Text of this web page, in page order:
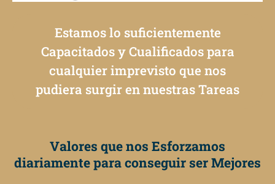
Estamos lo suficientemente
Capacitados y Cualificados para
cualquier imprevisto que nos
pudiera surgir en nuestras Tareas
Valores que nos Esforzamos
diariamente para conseguir ser Mejores